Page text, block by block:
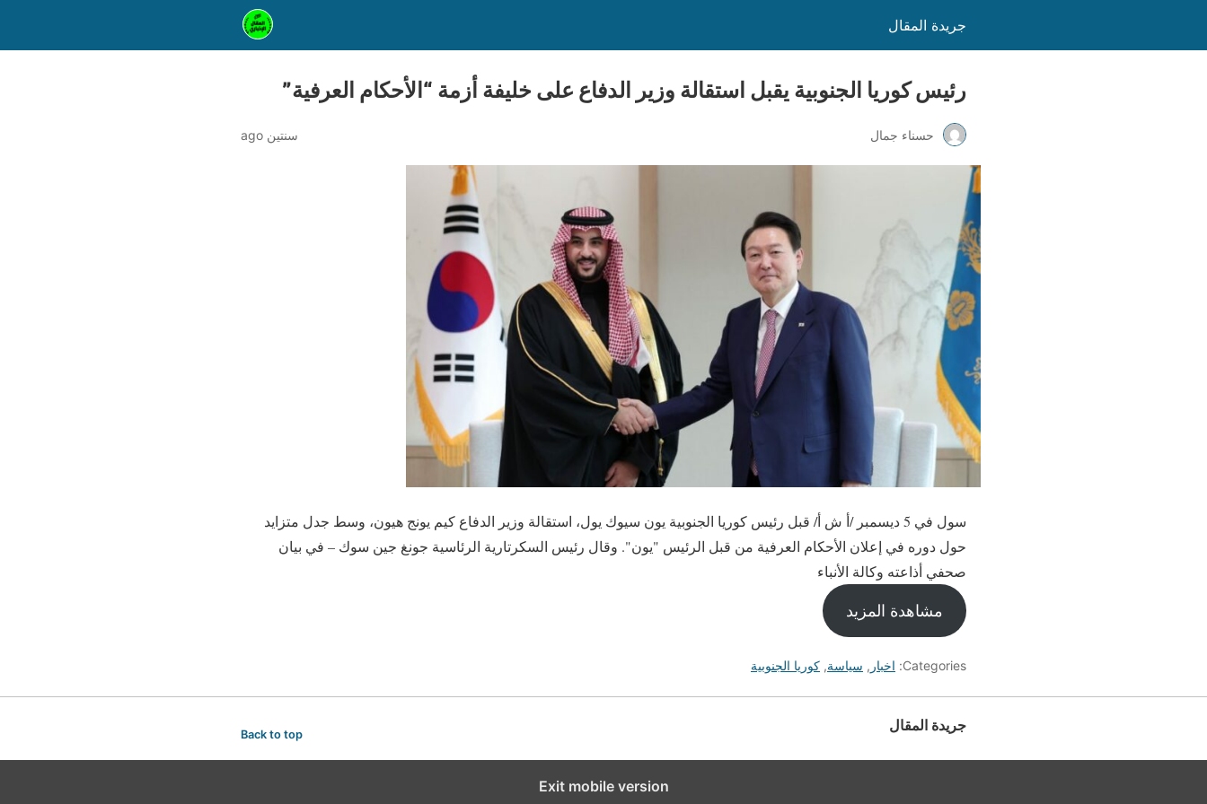
جريدة المقال
رئيس كوريا الجنوبية يقبل استقالة وزير الدفاع على خليفة أزمة “الأحكام العرفية”
حسناء جمال سنتين ago
سول في 5 ديسمبر /أ ش أ/ قبل رئيس كوريا الجنوبية يون سيوك يول، استقالة وزير الدفاع كيم يونج هيون، وسط جدل متزايد
حول دوره في إعلان الأحكام العرفية من قبل الرئيس "يون". وقال رئيس السكرتارية الرئاسية جونغ جين سوك – في بيان
صحفي أذاعته وكالة الأنباء
مشاهدة المزيد
Categories: اخبار , سياسة, كوريا الجنوبية
جريدة المقال Back to top
Exit mobile version